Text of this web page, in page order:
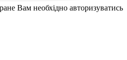
Вам необхідно авторизуватись